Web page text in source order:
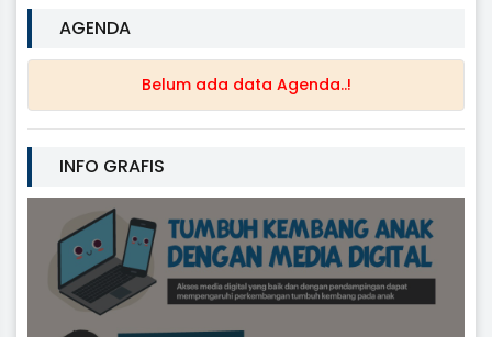
AGENDA
Belum ada data Agenda..!
INFO GRAFIS